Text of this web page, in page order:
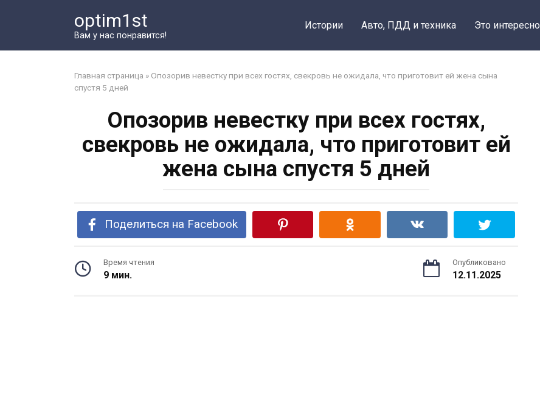
optim1st
Вам у нас понравится!
Истории Авто, ПДД и техника Это интересно
Главная страница » Опозорив невестку при всех гостях, свекровь не ожидала, что приготовит ей жена сына
спустя 5 дней
Опозорив невестку при всех гостях,
свекровь не ожидала, что приготовит ей
жена сына спустя 5 дней
Поделиться на Facebook
Время чтения
9 мин.
Опубликовано
12.11.2025